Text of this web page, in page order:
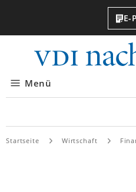
E-
Menü
Startseite Wirtschaft